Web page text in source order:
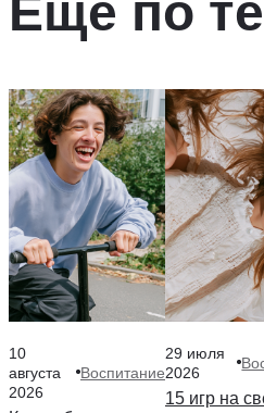
Ещё по
10
августа
2026
Воспитание
29 июля
2026
15 игр на